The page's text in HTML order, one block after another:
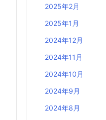
2025年2月
2025年1月
2024年12月
2024年11月
2024年10月
2024年9月
2024年8月